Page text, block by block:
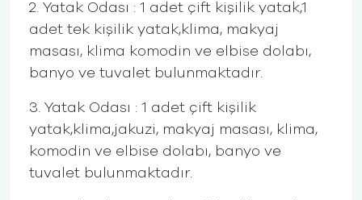
2. Yatak Odası : 1 adet çift kişilik yatak,1
adet tek kişilik yatak,klima, makyaj
masası, klima komodin ve elbise dolabı,
banyo ve tuvalet bulunmaktadır.
3. Yatak Odası : 1 adet çift kişilik
yatak,klima,jakuzi, makyaj masası, klima,
komodin ve elbise dolabı, banyo ve
tuvalet bulunmaktadır.